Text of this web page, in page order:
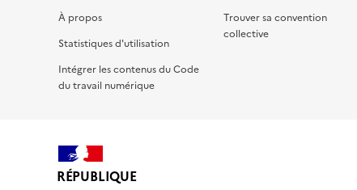
À propos
Statistiques d'utilisation
Intégrer les contenus du Code
du travail numérique
Trouver sa convention
collective
RÉPUBLIQUE